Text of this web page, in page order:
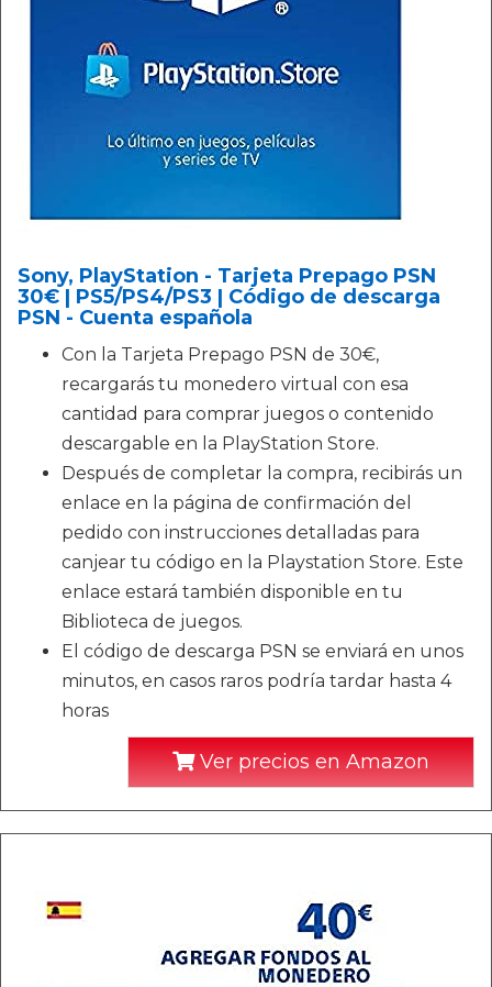
Sony, PlayStation - Tarjeta Prepago PSN
30€ | PS5/PS4/PS3 | Código de descarga
PSN - Cuenta española
Con la Tarjeta Prepago PSN de 30€,
recargarás tu monedero virtual con esa
cantidad para comprar juegos o contenido
descargable en la PlayStation Store.
Después de completar la compra, recibirás un
enlace en la página de confirmación del
pedido con instrucciones detalladas para
canjear tu código en la Playstation Store. Este
enlace estará también disponible en tu
Biblioteca de juegos.
El código de descarga PSN se enviará en unos
minutos, en casos raros podría tardar hasta 4
horas
Ver precios en Amazon